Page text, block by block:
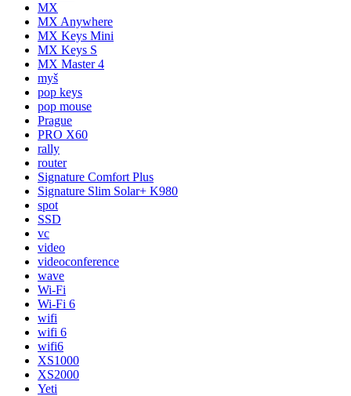
MX
MX Anywhere
MX Keys Mini
MX Keys S
MX Master 4
myš
pop keys
pop mouse
Prague
PRO X60
rally
router
Signature Comfort Plus
Signature Slim Solar+ K980
spot
SSD
vc
video
videoconference
wave
Wi-Fi
Wi-Fi 6
wifi
wifi 6
wifi6
XS1000
XS2000
Yeti